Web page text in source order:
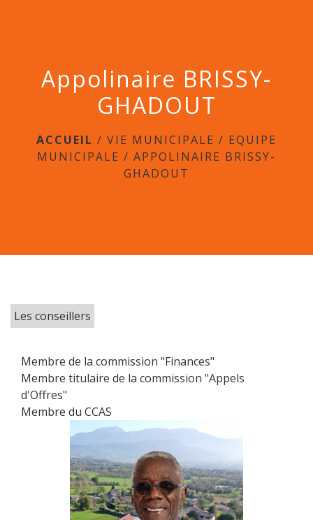
Appolinaire BRISSY-
GHADOUT
ACCUEIL / VIE MUNICIPALE / EQUIPE
MUNICIPALE / APPOLINAIRE BRISSY-
GHADOUT
Les conseillers
Membre de la commission "Finances"
Membre titulaire de la commission "Appels
d'Offres"
Membre du CCAS